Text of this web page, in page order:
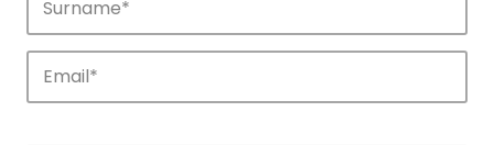
Companies
Discover the companies that drive